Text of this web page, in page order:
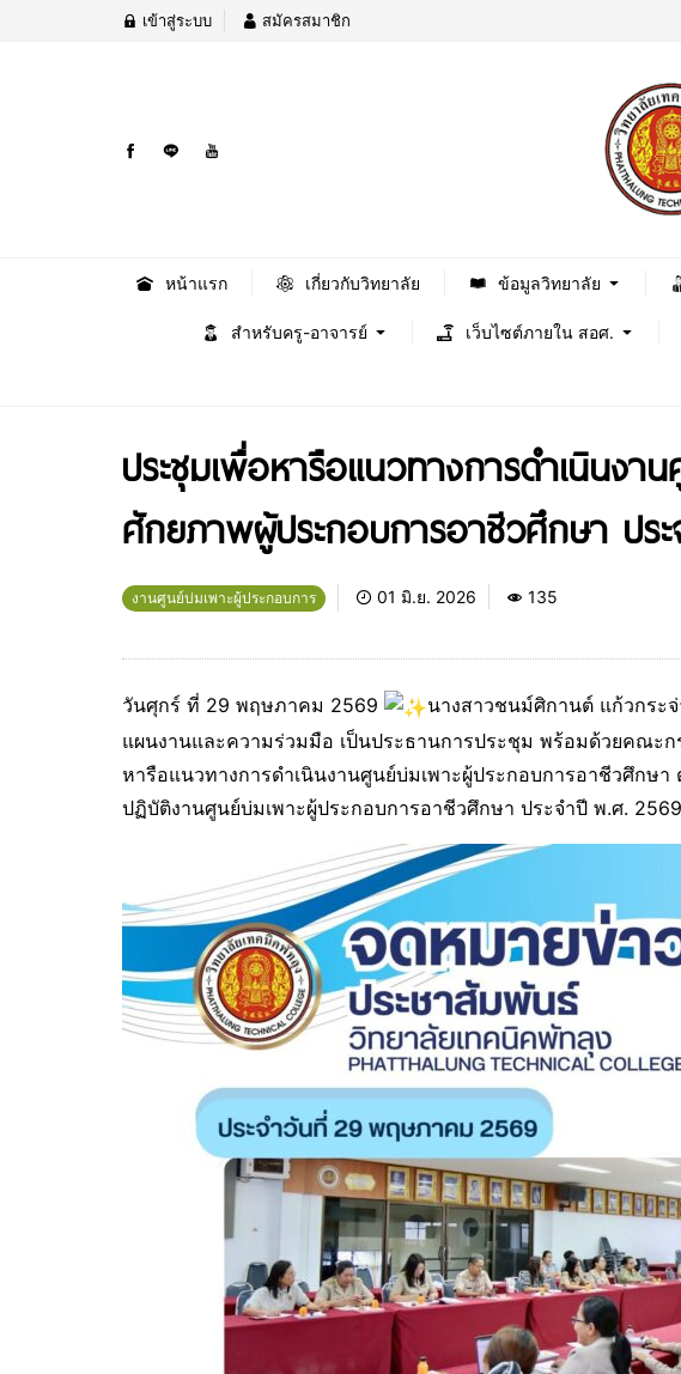
เข้าสู่ระบบ สมัครสมาชิก
หน้าแรก เกี่ยวกับวิทยาลัย ข้อมูลวิทยาลัย
สำหรับครู-อาจารย์ เว็บไซต์ภายใน สอศ.
ประชุมเพื่อหารือแนวทางการดำเนินง
ศักยภาพผู้ประกอบการอาชีวศึกษา ปร
งานศูนย์บ่มเพาะผู้ประกอบการ 01 มิ.ย. 2026 135
วันศุกร์ ที่ 29 พฤษภาคม 2569
นางสาวชนม์ศิกานต์ แก้วกระ
แผนงานและความร่วมมือ เป็นประธานการประชุม พร้อมด้วยคณะ
หารือแนวทางการดำเนินงานศูนย์บ่มเพาะผู้ประกอบการอาชีวศึก
ปฏิบัติงานศูนย์บ่มเพาะผู้ประกอบการอาชีวศึกษา ประจำปี พ.ศ.